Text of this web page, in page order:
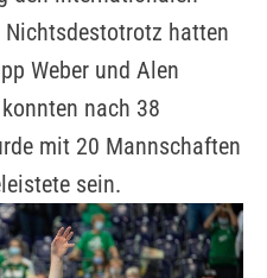
hatten
Weber und Alen
nach 38
mit 20 Mannschaften
sein.